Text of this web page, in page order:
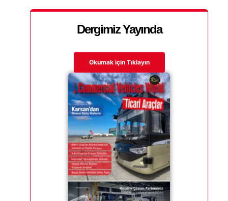
Dergimiz Yayında
Okumak için Tıklayın